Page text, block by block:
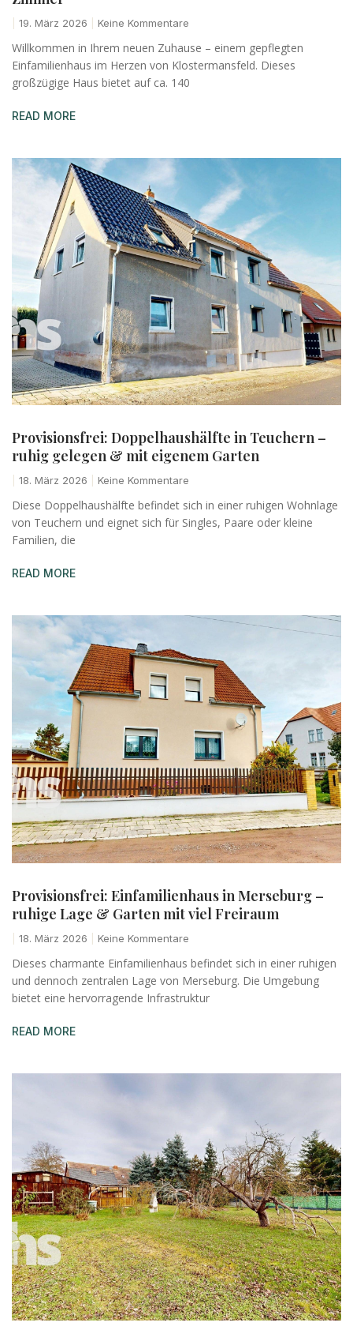
19. März 2026 Keine Kommentare
Willkommen in Ihrem neuen Zuhause – einem gepflegten
Einfamilienhaus im Herzen von Klostermansfeld. Dieses
großzügige Haus bietet auf ca. 140
READ MORE
Provisionsfrei: Doppelhaushälfte in Teuchern –
ruhig gelegen & mit eigenem Garten
18. März 2026 Keine Kommentare
Diese Doppelhaushälfte befindet sich in einer ruhigen Wohnlage
von Teuchern und eignet sich für Singles, Paare oder kleine
Familien, die
READ MORE
Provisionsfrei: Einfamilienhaus in Merseburg –
ruhige Lage & Garten mit viel Freiraum
18. März 2026 Keine Kommentare
Dieses charmante Einfamilienhaus befindet sich in einer ruhigen
und dennoch zentralen Lage von Merseburg. Die Umgebung
bietet eine hervorragende Infrastruktur
READ MORE